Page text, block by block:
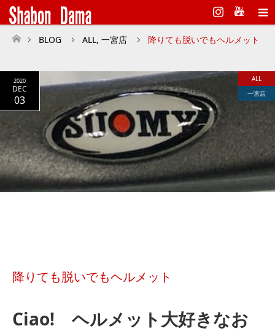
Instagram
ホーム
BLOG ALL, 一宮店 降りても脱いでもヘルメット
2020
DEC
03
ALL
一宮店
降りても脱いでもヘルメット
Ciao! ヘルメット大好きなお